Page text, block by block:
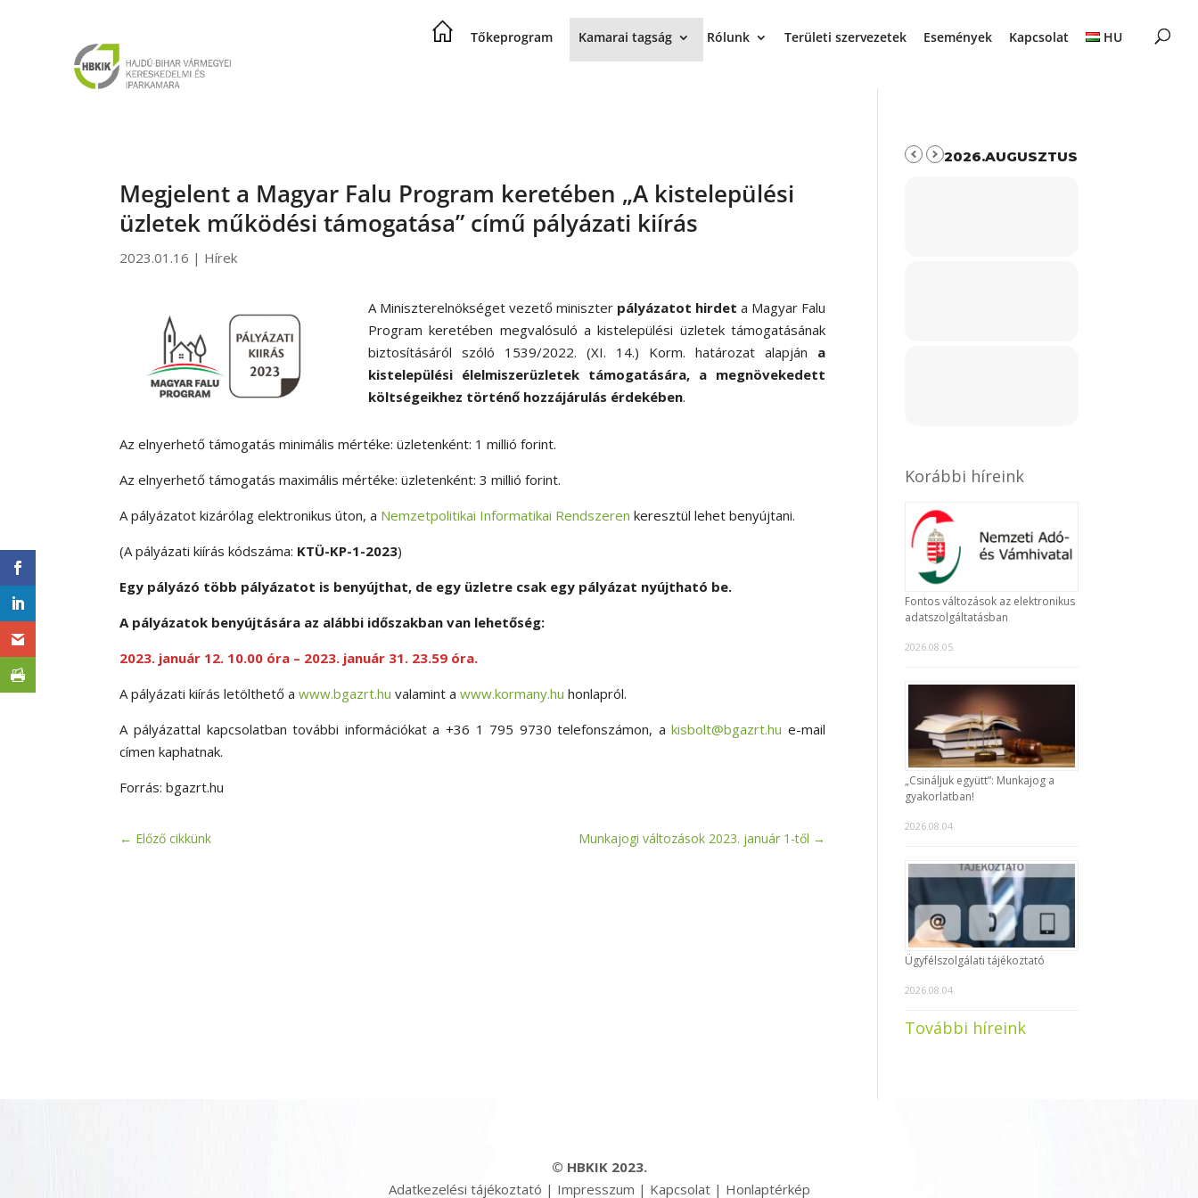
Tőkeprogram Kamarai tagság Rólunk Területi szervezetek Események Kapcsolat HU
Megjelent a Magyar Falu Program keretében „A kistelepülési
üzletek működési támogatása” című pályázati kiírás
2023.01.16 | Hírek
A Miniszterelnökséget vezető miniszter pályázatot hirdet a Magyar Falu
Program keretében megvalósuló a kistelepülési üzletek támogatásának
biztosításáról szóló 1539/2022. (XI. 14.) Korm. határozat alapján a
kistelepülési élelmiszerüzletek támogatására, a megnövekedett
költségeikhez történő hozzájárulás érdekében.
Az elnyerhető támogatás minimális mértéke: üzletenként: 1 millió forint.
Az elnyerhető támogatás maximális mértéke: üzletenként: 3 millió forint.
A pályázatot kizárólag elektronikus úton, a Nemzetpolitikai Informatikai Rendszeren keresztül lehet benyújtani.
(A pályázati kiírás kódszáma: KTÜ-KP-1-2023)
Egy pályázó több pályázatot is benyújthat, de egy üzletre csak egy pályázat nyújtható be.
A pályázatok benyújtására az alábbi időszakban van lehetőség:
2023. január 12. 10.00 óra – 2023. január 31. 23.59 óra.
A pályázati kiírás letölthető a www.bgazrt.hu valamint a www.kormany.hu honlapról.
A pályázattal kapcsolatban további információkat a +36 1 795 9730 telefonszámon, a kisbolt@bgazrt.hu e-mail
címen kaphatnak.
Forrás: bgazrt.hu
← Előző cikkünk Munkajogi változások 2023. január 1-től →
2026.AUGUSZTUS
Korábbi híreink
Fontos változások az elektronikus
adatszolgáltatásban
2026.08.05.
„Csináljuk együtt”: Munkajog a
gyakorlatban!
2026.08.04.
Ügyfélszolgálati tájékoztató
2026.08.04.
További híreink
© HBKIK 2023.
Adatkezelési tájékoztató | Impresszum | Kapcsolat| Honlaptérkép